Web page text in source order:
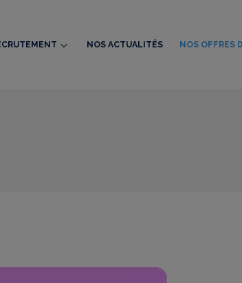
NOS ACTUALITÉS NOS OFFRES